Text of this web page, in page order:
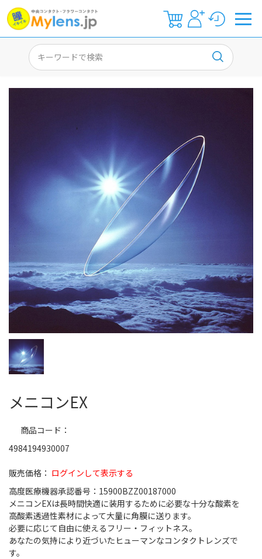
メニコンEX
ログインして表示する
商品コード
4984194930007
高度医療機器承認番号：15900BZZ00187000
メニコンEXは長時間快適に装用するために必要な十分な酸素を
高酸素透過性素材によって大量に角膜に送ります。
必要に応じて自由に使えるフリー・フィットネス。
あなたの気持により近づいたヒューマンなコンタクトレンズで
す。